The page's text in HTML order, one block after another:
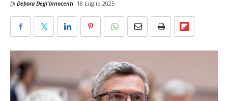
Di Debora Degl'Innocenti 18 Luglio 2025